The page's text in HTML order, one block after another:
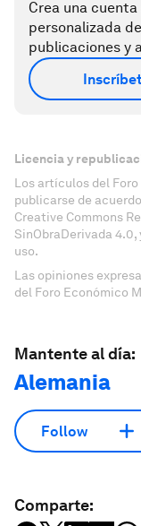
Crea una
personalizada
publicaciones y
Licencia y
Los artículos del
publicarse de
Creative Commons
SinObraDerivada
uso.
Las opiniones
del Foro Económico
Mantente al día:
Alemania
Follow
Comparte: